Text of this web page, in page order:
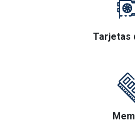
Tarjetas